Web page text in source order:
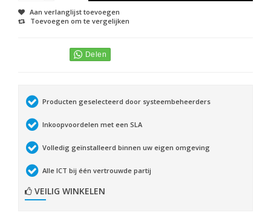
Aan verlanglijst toevoegen
Toevoegen om te vergelijken
Producten geselecteerd door systeembeheerders
Inkoopvoordelen met een SLA
Volledig geïnstalleerd binnen uw eigen omgeving
Alle ICT bij één vertrouwde partij
VEILIG WINKELEN